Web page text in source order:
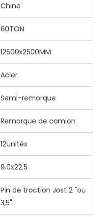
Chine
60TON
12500x2500MM
Acier
Semi-remorque
Remorque de camion
12unités
9.0x22.5
Pin de traction Jost 2 "ou
3,5"